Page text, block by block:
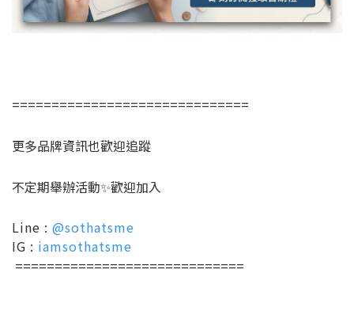
==============================
更多品牌資訊也歡迎追蹤
不定期舉辦活動✨歡迎加入
Line : @sothatsme
IG : iamsothatsme
=============================